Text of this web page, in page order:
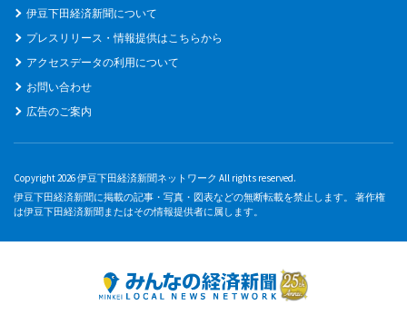
伊豆下田経済新聞について
プレスリリース・情報提供はこちらから
アクセスデータの利用について
お問い合わせ
広告のご案内
Copyright 2026 伊豆下田経済新聞ネットワーク All rights reserved.
伊豆下田経済新聞に掲載の記事・写真・図表などの無断転載を禁止します。 著作権
は伊豆下田経済新聞またはその情報提供者に属します。